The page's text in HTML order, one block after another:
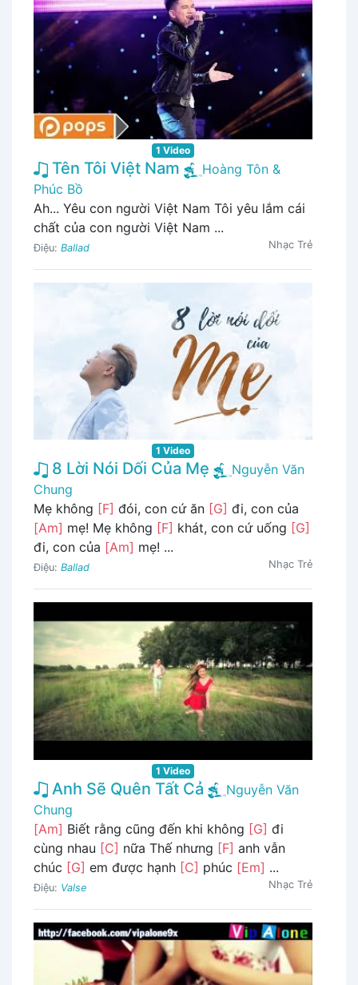
1 Video
Tên Tôi Việt Nam
Hoàng Tôn &
Phúc Bồ
Ah... Yêu con người Việt Nam Tôi yêu lắm cái
chất của con người Việt Nam ...
Điệu: Ballad Nhạc Trẻ
1 Video
8 Lời Nói Dối Của Mẹ
Nguyễn Văn
Chung
Mẹ không [F] đói, con cứ ăn [G] đi, con của
[Am] mẹ! Mẹ không [F] khát, con cứ uống [G]
đi, con của [Am] mẹ! ...
Điệu: Ballad Nhạc Trẻ
1 Video
Anh Sẽ Quên Tất Cả
Nguyễn Văn
Chung
[Am] Biết rằng cũng đến khi không [G] đi
cùng nhau [C] nữa Thế nhưng [F] anh vẫn
chúc [G] em được hạnh [C] phúc [Em] ...
Điệu: Valse Nhạc Trẻ